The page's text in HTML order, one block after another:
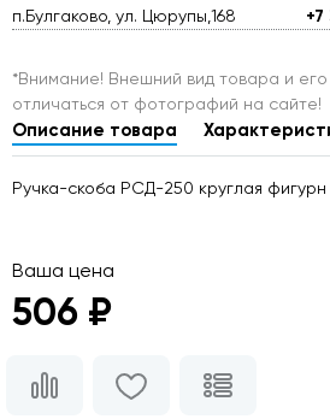
п.Булгаково, ул. Цюрупы,168
*Внимание! Внешний вид товара и его
отличаться от фотографий на сайте!
Описание товара
Ручка-скоба РСД-250 круглая фигурн
Ваша цена
506 ₽